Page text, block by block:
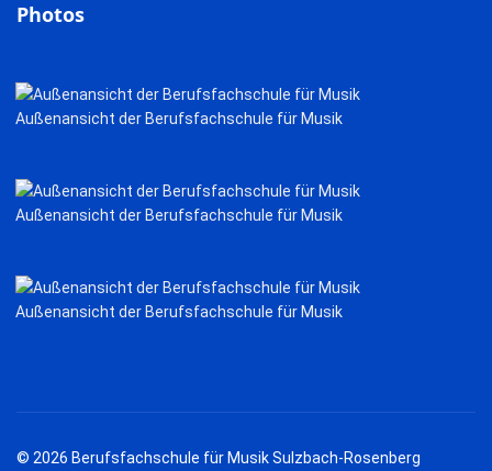
Photos
Außenansicht der Berufsfachschule für Musik
Außenansicht der Berufsfachschule für Musik
Außenansicht der Berufsfachschule für Musik
© 2026 Berufsfachschule für Musik Sulzbach-Rosenberg